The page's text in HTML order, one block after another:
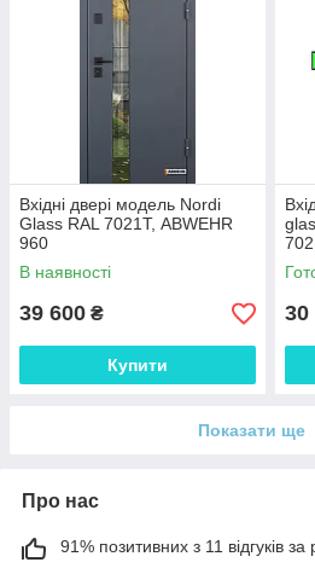
Вхідні двері модель Nordi
Glass RAL 7021Т, ABWEHR
960
В наявності
39 600 ₴
Купити
30
Показати ще
Про нас
91% позитивних з 11 відгуків за